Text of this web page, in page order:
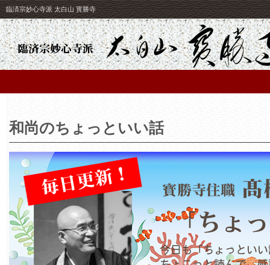
臨済宗妙心寺派 太白山 寳勝寺
和尚のちょっといい話